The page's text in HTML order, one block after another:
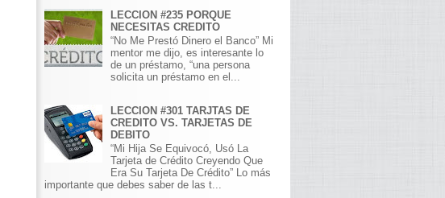
LECCION #235 PORQUE
NECESITAS CREDITO
“No Me Prestó Dinero el Banco” Mi
mentor me dijo, es interesante lo
de un préstamo, “una persona
solicita un préstamo en el...
LECCION #301 TARJTAS DE
CREDITO VS. TARJETAS DE
DEBITO
“Mi Hija Se Equivocó, Usó La
Tarjeta de Crédito Creyendo Que
Era Su Tarjeta De Crédito” Lo más
importante que debes saber de las t...